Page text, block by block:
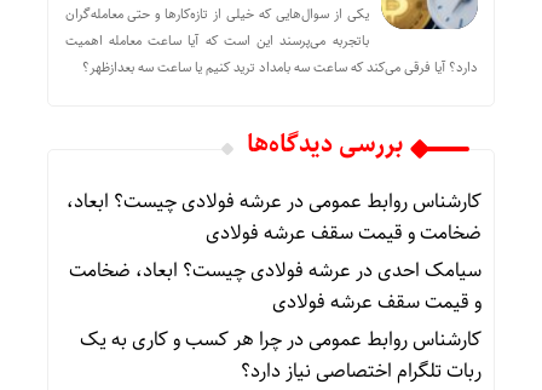
یکی از سوال‌هایی که خیلی از تازه‌کارها و حتی معامله‌گران
باتجربه می‌پرسند این است که آیا ساعت معامله اهمیت
دارد؟ آیا فرقی می‌کند که ساعت سه بامداد ترید کنیم یا ساعت سه بعدازظهر؟
بررسی دیدگاه‌ها
کارشناس روابط عمومیدر عرشه فولادی چیست؟ ابعاد،
ضخامت و قیمت سقف عرشه فولادی
سیامک احدیدر عرشه فولادی چیست؟ ابعاد، ضخامت
و قیمت سقف عرشه فولادی
کارشناس روابط عمومیدرچرا هر کسب‌ و کاری به یک
ربات تلگرام اختصاصی نیاز دارد؟